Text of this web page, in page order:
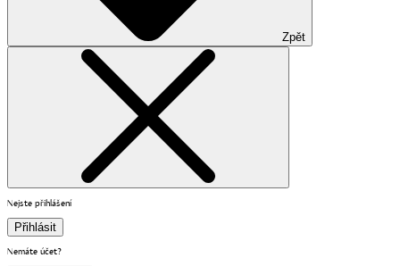
Zpět
Nejste přihlášení
Přihlásit
Nemáte účet?